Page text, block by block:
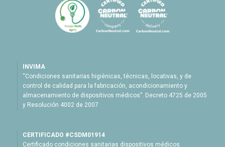
INVIMA
“Condiciones sanitarias higiénicas, técnicas, locativas, y de
control de calidad para la fabricación, acondicionamiento y
almacenamiento de dispositivos médicos”. Decreto 4725 de 2005
y Resolución 4002 de 2007
CERTIFICADO #CSDM01914
Certificado condiciones sanitarias dispositivos médicos.